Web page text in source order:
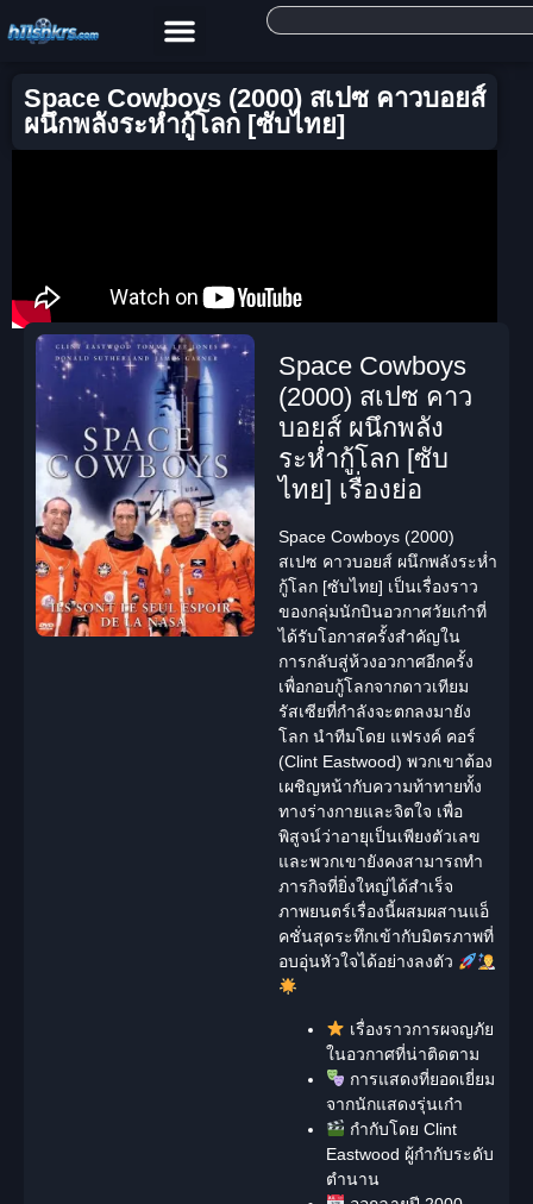
Space Cowboys (2000) สเปซ คาวบอยส์
ผนึกพลังระห่ำกู้โลก [ซับไทย]
Space Cowboys
(2000) สเปซ คาว
บอยส์ ผนึกพลัง
ระห่ำกู้โลก [ซับ
ไทย] เรื่องย่อ
Space Cowboys (2000)
สเปซ คาวบอยส์ ผนึกพลังระห่ำ
กู้โลก [ซับไทย] เป็นเรื่องราว
ของกลุ่มนักบินอวกาศวัยเก๋าที่
ได้รับโอกาสครั้งสำคัญใน
การกลับสู่ห้วงอวกาศอีกครั้ง
เพื่อกอบกู้โลกจากดาวเทียม
รัสเซียที่กำลังจะตกลงมายัง
โลก นำทีมโดย แฟรงค์ คอร์
(Clint Eastwood) พวกเขาต้อง
เผชิญหน้ากับความท้าทายทั้ง
ทางร่างกายและจิตใจ เพื่อ
พิสูจน์ว่าอายุเป็นเพียงตัวเลข
และพวกเขายังคงสามารถทำ
ภารกิจที่ยิ่งใหญ่ได้สำเร็จ
ภาพยนตร์เรื่องนี้ผสมผสานแอ็
คชั่นสุดระทึกเข้ากับมิตรภาพที่
อบอุ่นหัวใจได้อย่างลงตัว
เรื่องราวการผจญภัย
ในอวกาศที่น่าติดตาม
การแสดงที่ยอดเยี่ยม
จากนักแสดงรุ่นเก๋า
กำกับโดย Clint
Eastwood ผู้กำกับระดับ
ตำนาน